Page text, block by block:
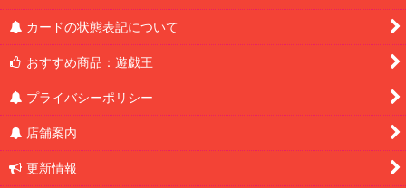
カードの状態表記について
おすすめ商品：遊戯王
プライバシーポリシー
店舗案内
更新情報